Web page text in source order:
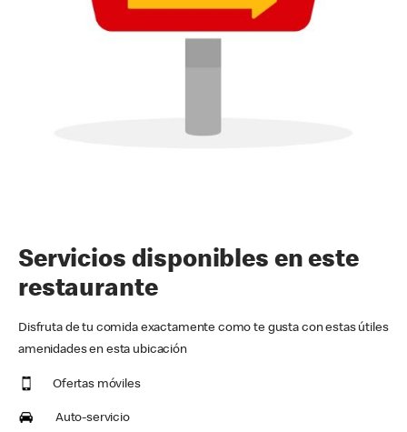
Servicios disponibles en este
restaurante
Disfruta de tu comida exactamente como te gusta con estas útiles
amenidades en esta ubicación
Ofertas móviles
Auto-servicio